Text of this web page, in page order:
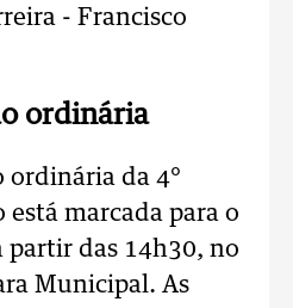
- Francisco
ordinária
ordinária da 4°
marcada para o
partir das 14h30, no
Municipal. As